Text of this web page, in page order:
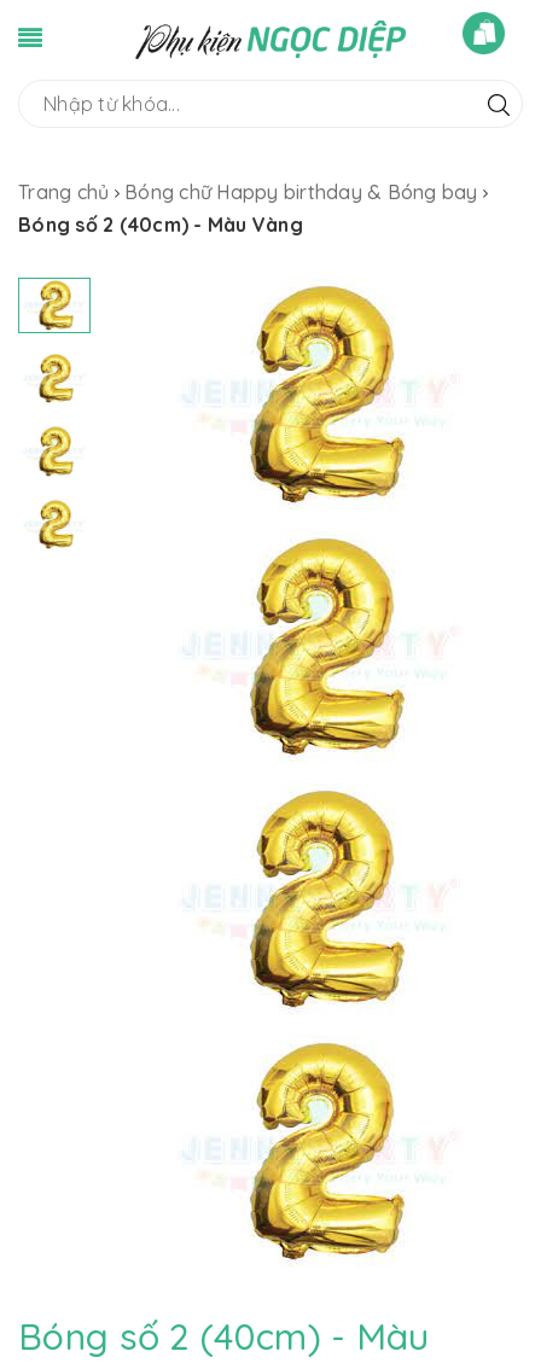
Trang chủ
Bóng chữ Happy birthday & Bóng bay
Bóng số 2 (40cm) - Màu Vàng
Bóng số 2 (40cm) - Màu